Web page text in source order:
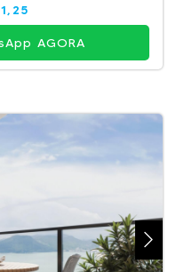
AGORA